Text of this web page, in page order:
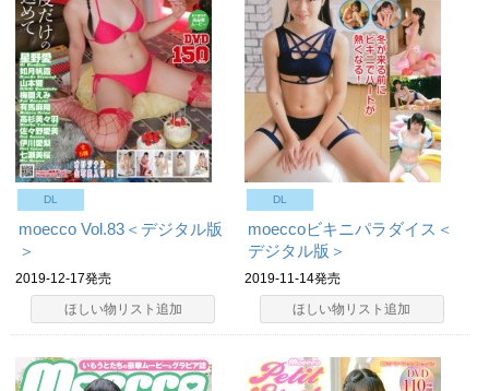
DL
moecco Vol.83＜デジタル版
＞
2019-12-17発売
ほしい物リスト追加
DL
moeccoビキニパラダイス＜
デジタル版＞
2019-11-14発売
ほしい物リスト追加